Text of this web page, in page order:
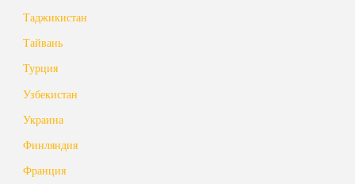
Таджикистан
Тайвань
Турция
Узбекистан
Украина
Финляндия
Франция